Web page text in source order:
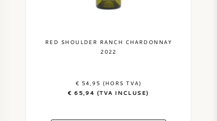
RED SHOULDER RANCH CHARDONNAY
2022
€ 54,95 (HORS TVA)
€ 65,94 (TVA INCLUSE)